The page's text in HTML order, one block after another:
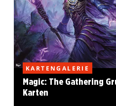
KARTENGALERIE
Magic: The Gathering
Karten